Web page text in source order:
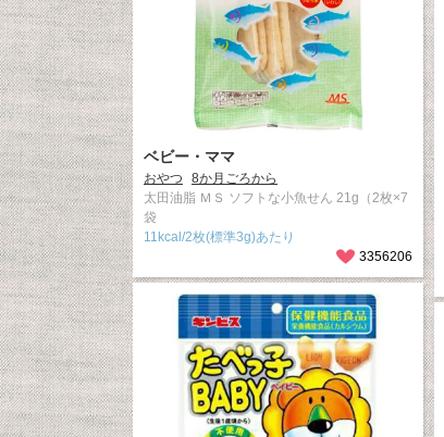
ベビー・ママ
おやつ
8か月ごろから
太田油脂 ＭＳ ソフトな小魚せん 21g（2枚×7
袋
11kcal/2枚(標準3g)あたり
3356206